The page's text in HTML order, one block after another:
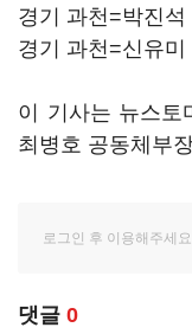
경기 과천=박진
경기 과천=신유
이 기사는 뉴스토
최병호 공동체부
댓글 0